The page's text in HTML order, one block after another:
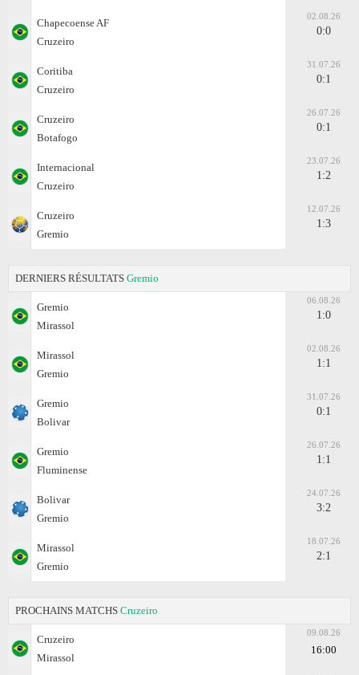
Chapecoense AF
Cruzeiro
02.08.26
0:0
Coritiba
Cruzeiro
31.07.26
0:1
Cruzeiro
Botafogo
26.07.26
0:1
Internacional
Cruzeiro
23.07.26
1:2
Cruzeiro
Gremio
12.07.26
1:3
DERNIERS RÉSULTATS Gremio
Gremio
Mirassol
06.08.26
1:0
Mirassol
Gremio
02.08.26
1:1
Gremio
Bolivar
31.07.26
0:1
Gremio
Fluminense
26.07.26
1:1
Bolivar
Gremio
24.07.26
3:2
Mirassol
Gremio
18.07.26
2:1
PROCHAINS MATCHS Cruzeiro
Cruzeiro
Mirassol
09.08.26
16:00